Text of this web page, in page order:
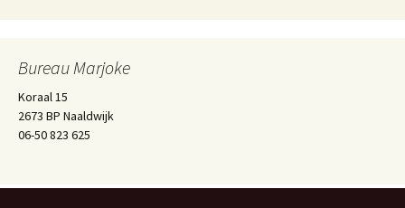
Bureau Marjoke
Koraal 15
2673 BP Naaldwijk
06-50 823 625